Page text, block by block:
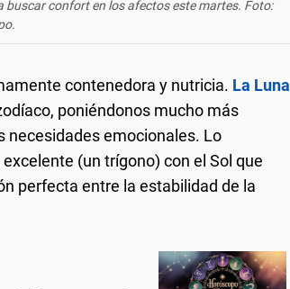
buscar confort en los afectos este martes. Foto:
contenedora y nutricia. La Luna
poniéndonos mucho más
necesidades emocionales. Lo
(un trígono) con el Sol que
perfecta entre la estabilidad de la